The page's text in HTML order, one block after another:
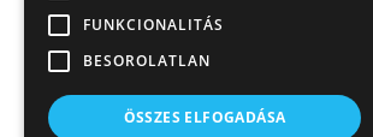
FUNKCIONALITÁS
BESOROLATLAN
ÖSSZES ELFOGADÁSA